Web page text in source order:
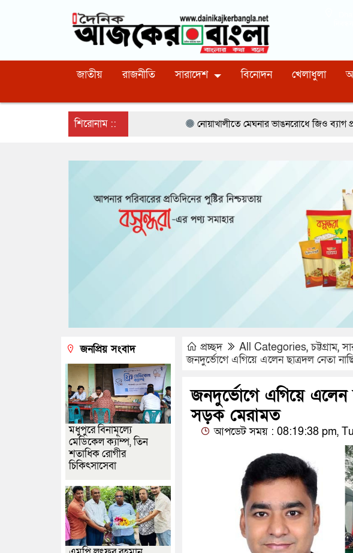
জাতীয় রাজনীতি সারাদেশ বিনোদন খেলাধুলা
শিরোনাম :: নোয়াখালীতে মেঘনার ভাঙনরোধে জিও ব্যাগ প্রকল্পে অনিয়মের
প্রচ্ছদ All Categories,চট্টগ্রাম,
জনদুর্ভোগে এগিয়ে এলেন ছাত্রদল নেতা
জনদুর্ভোগে এগিয়ে এলেন
সড়ক মেরামত
আপডেট সময় : 08:19:38 pm,
জনপ্রিয় সংবাদ
মধুপুরে বিনামূল্যে
মেডিকেল ক্যাম্প, তিন
শতাধিক রোগীর
চিকিৎসাসেবা